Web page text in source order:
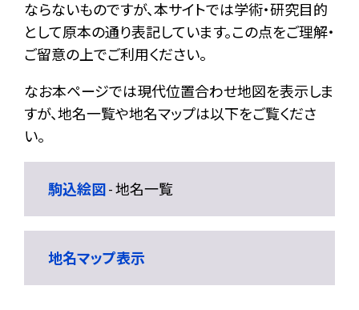
ならないものですが、本サイトでは学術・研究目的
として原本の通り表記しています。この点をご理解・
ご留意の上でご利用ください。
なお本ページでは現代位置合わせ地図を表示しま
すが、地名一覧や地名マップは以下をご覧くださ
い。
駒込絵図- 地名一覧
地名マップ表示